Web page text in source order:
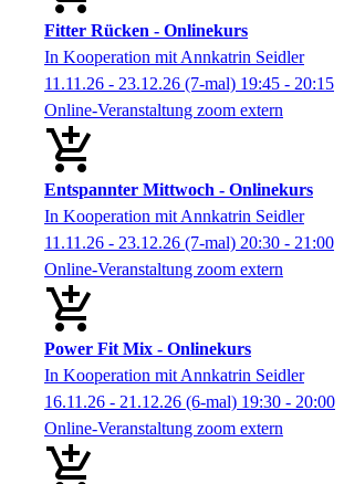
Fitter Rücken - Onlinekurs
In Kooperation mit Annkatrin Seidler
11.11.26 - 23.12.26 (7-mal) 19:45 - 20:15
Online-Veranstaltung zoom extern
Entspannter Mittwoch - Onlinekurs
In Kooperation mit Annkatrin Seidler
11.11.26 - 23.12.26 (7-mal) 20:30 - 21:00
Online-Veranstaltung zoom extern
Power Fit Mix - Onlinekurs
In Kooperation mit Annkatrin Seidler
16.11.26 - 21.12.26 (6-mal) 19:30 - 20:00
Online-Veranstaltung zoom extern